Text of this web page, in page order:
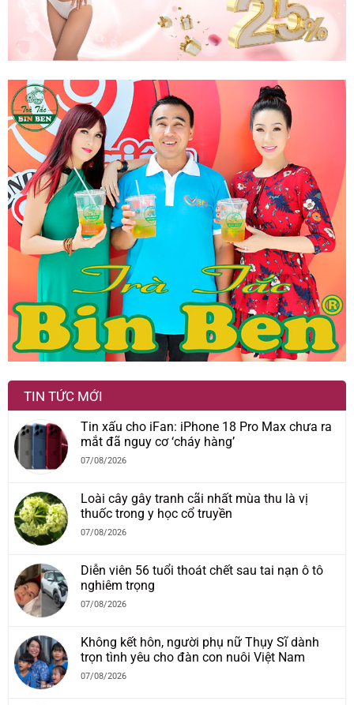
TIN TỨC MỚI
Tin xấu cho iFan: iPhone 18 Pro Max chưa ra
mắt đã nguy cơ ‘cháy hàng’
07/08/2026
Loài cây gây tranh cãi nhất mùa thu là vị
thuốc trong y học cổ truyền
07/08/2026
Diễn viên 56 tuổi thoát chết sau tai nạn ô tô
nghiêm trọng
07/08/2026
Không kết hôn, người phụ nữ Thụy Sĩ dành
trọn tình yêu cho đàn con nuôi Việt Nam
07/08/2026